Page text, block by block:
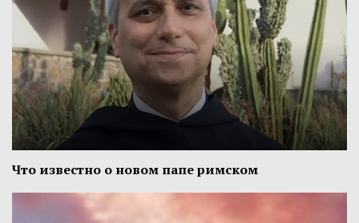
Что известно о новом папе римском